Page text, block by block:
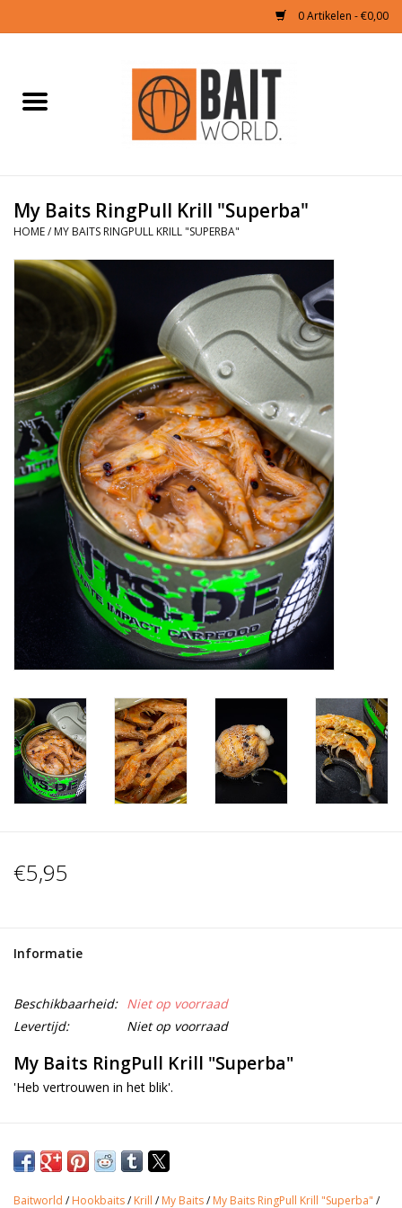
0 Artikelen - €0,00
Boilies & Additieven
Hookbaits
Pellets
Naturals
Range
Cadeaubon
Summer Deals
My Baits RingPull Krill "Superba"
HOME/ MY BAITS RINGPULL KRILL "SUPERBA"
€5,95
Informatie
Beschikbaarheid: Niet op voorraad
Levertijd:
Niet op voorraad
My Baits RingPull Krill "Superba"
'Heb vertrouwen in het blik'.
dit blik om te worden gebruikt.
De My Baits RingPull Krill "Superba" zijn ongeëvenaard als het
Baitworld / Hookbaits/ Krill / My Baits/ My Baits RingPull Krill "Superba" /